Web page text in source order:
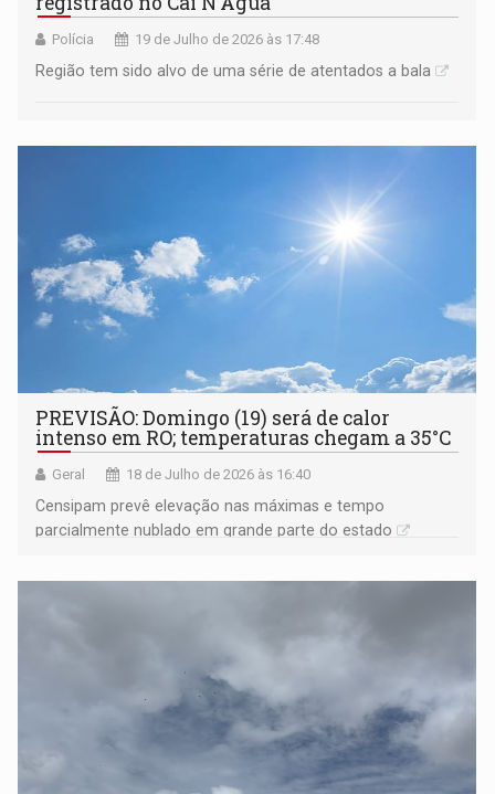
Polícia 19 de Julho de 2026 às 17:48
Região tem sido alvo de uma série de atentados a bala
PREVISÃO: Domingo (19) será de calor
intenso em RO; temperaturas chegam a 35°C
Geral 18 de Julho de 2026 às 16:40
Censipam prevê elevação nas máximas e tempo
parcialmente nublado em grande parte do estado